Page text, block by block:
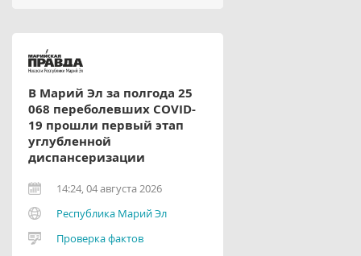
В Марий Эл за полгода 25
068 переболевших COVID-
19 прошли первый этап
углубленной
диспансеризации
14:24, 04 августа 2026
Республика Марий Эл
Проверка фактов